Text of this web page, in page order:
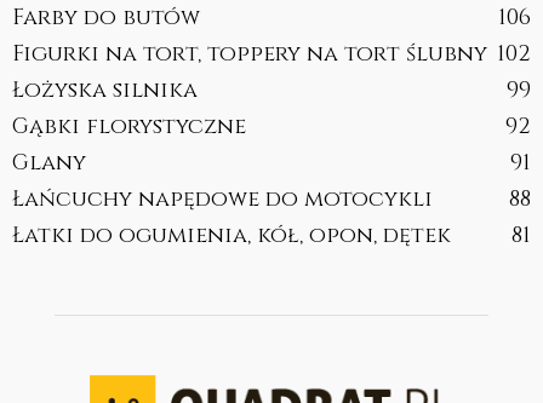
Farby do butów
106
Figurki na tort, toppery na tort ślubny 102
Łożyska silnika
99
Gąbki florystyczne
92
Glany
91
Łańcuchy napędowe do motocykli
88
Łatki do ogumienia, kół, opon, dętek
81